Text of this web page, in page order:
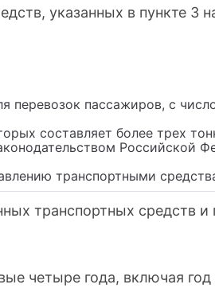
указанных в пункте 3
перевозок пассажиров, с
составляет более трех
Российской
транспортными
транспортных средств и
четыре года, включая